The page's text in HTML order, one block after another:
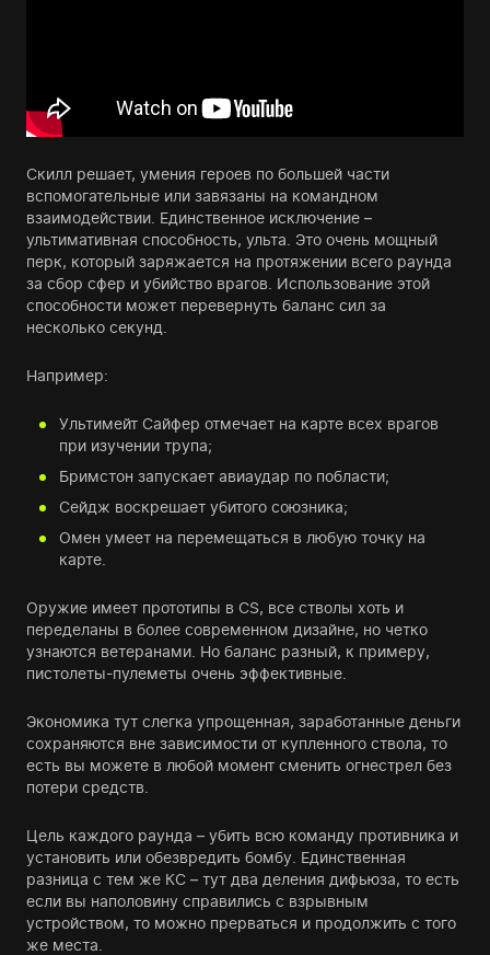
Скилл решает, умения героев по большей части
вспомогательные или завязаны на командном
взаимодействии. Единственное исключение –
ультимативная способность, ульта. Это очень мощный
перк, который заряжается на протяжении всего раунда
за сбор сфер и убийство врагов. Использование этой
способности может перевернуть баланс сил за
несколько секунд.
Например:
Ультимейт Сайфер отмечает на карте всех врагов
при изучении трупа;
Бримстон запускает авиаудар по побласти;
Сейдж воскрешает убитого союзника;
Омен умеет на перемещаться в любую точку на
карте.
Оружие имеет прототипы в CS, все стволы хоть и
переделаны в более современном дизайне, но четко
узнаются ветеранами. Но баланс разный, к примеру,
пистолеты-пулеметы очень эффективные.
Экономика тут слегка упрощенная, заработанные деньги
сохраняются вне зависимости от купленного ствола, то
есть вы можете в любой момент сменить огнестрел без
потери средств.
Цель каждого раунда – убить всю команду противника и
установить или обезвредить бомбу. Единственная
разница с тем же КС – тут два деления дифьюза, то есть
если вы наполовину справились с взрывным
устройством, то можно прерваться и продолжить с того
же места.